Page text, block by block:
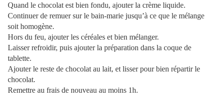
Quand le chocolat est bien fondu, ajouter la crème liquide.
Continuer de remuer sur le bain-marie jusqu’à ce que le mélange
soit homogène.
Hors du feu, ajouter les céréales et bien mélanger.
Laisser refroidir, puis ajouter la préparation dans la coque de
tablette.
Ajouter le reste de chocolat au lait, et lisser pour bien répartir le
chocolat.
Remettre au frais de nouveau au moins 1h.